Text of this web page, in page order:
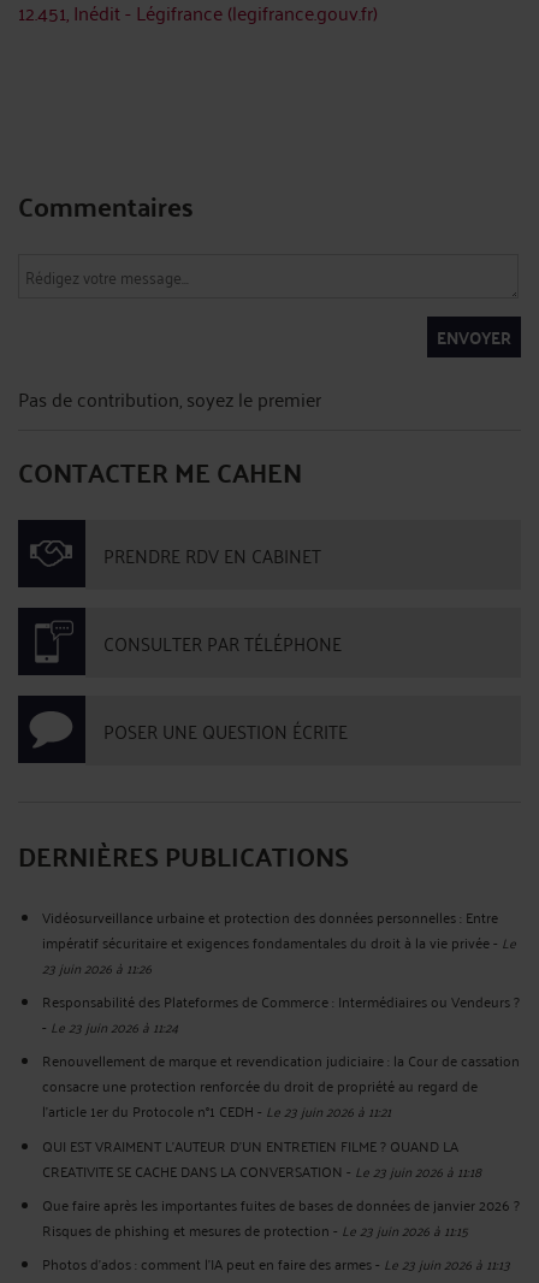
12.451, Inédit - Légifrance (legifrance.gouv.fr)
Commentaires
ENVOYER
Pas de contribution, soyez le premier
CONTACTER ME CAHEN
PRENDRE RDV EN CABINET
CONSULTER PAR TÉLÉPHONE
POSER UNE QUESTION ÉCRITE
DERNIÈRES PUBLICATIONS
Vidéosurveillance urbaine et protection des données personnelles : Entre
impératif sécuritaire et exigences fondamentales du droit à la vie privée- Le
23 juin 2026 à 11:26
Responsabilité des Plateformes de Commerce : Intermédiaires ou Vendeurs ?
- Le 23 juin 2026 à 11:24
Renouvellement de marque et revendication judiciaire : la Cour de cassation
consacre une protection renforcée du droit de propriété au regard de
l’article 1er du Protocole n°1 CEDH- Le 23 juin 2026 à 11:21
QUI EST VRAIMENT L’AUTEUR D’UN ENTRETIEN FILME ? QUAND LA
CREATIVITE SE CACHE DANS LA CONVERSATION - Le 23 juin 2026 à 11:18
Que faire après les importantes fuites de bases de données de janvier 2026 ?
Risques de phishing et mesures de protection- Le 23 juin 2026 à 11:15
Photos d’ados : comment l’IA peut en faire des armes- Le 23 juin 2026 à 11:13